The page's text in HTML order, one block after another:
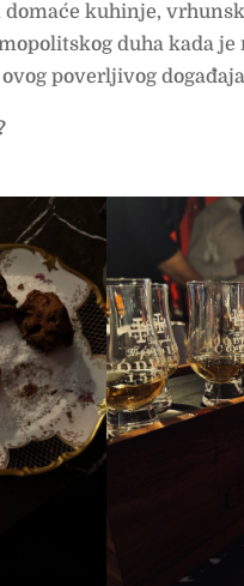
kuhinje,
duha kada
poverljivog